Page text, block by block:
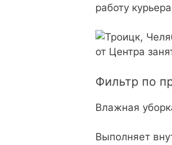
работу
Фильтр по
Влажная
Выполняет